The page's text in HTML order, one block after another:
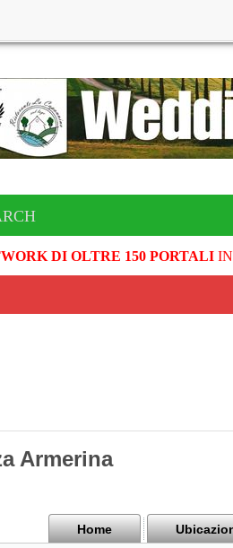
DI OLTRE 150 PORTALIIN
Armerina
Home